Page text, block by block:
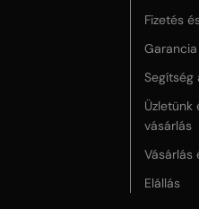
Fizetés
Segítség
Üzletünk
vásárlás
Vásárlás
Elállás